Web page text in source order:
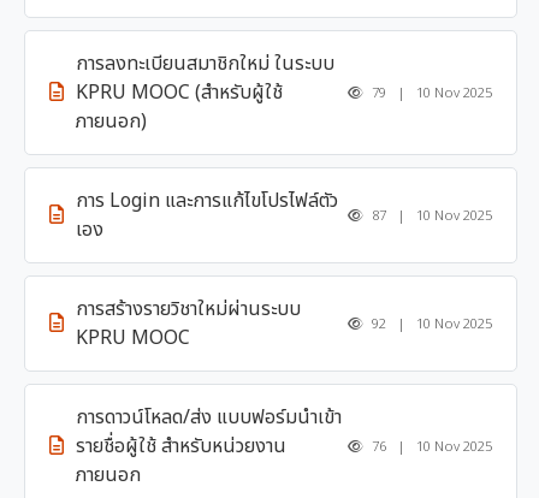
การลงทะเบียนสมาชิกใหม่ ในระบบ
KPRU MOOC (สำหรับผู้ใช้
ภายนอก)
79 | 10 Nov 2025
การ Login และการแก้ไขโปรไฟล์ตัว
เอง
87 | 10 Nov 2025
การสร้างรายวิชาใหม่ผ่านระบบ
KPRU MOOC
92 | 10 Nov 2025
การดาวน์โหลด/ส่ง แบบฟอร์มนำเข้า
รายชื่อผู้ใช้ สำหรับหน่วยงาน
ภายนอก
76 | 10 Nov 2025